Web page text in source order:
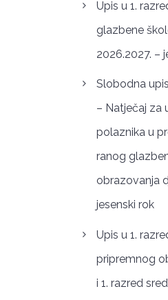
Upis u 1.
glazbene
2026.2027. –
Slobodna
– Natječaj za
polaznika u
ranog
obrazovanja
jesenski rok
Upis u 1.
pripremnog
i 1. razred